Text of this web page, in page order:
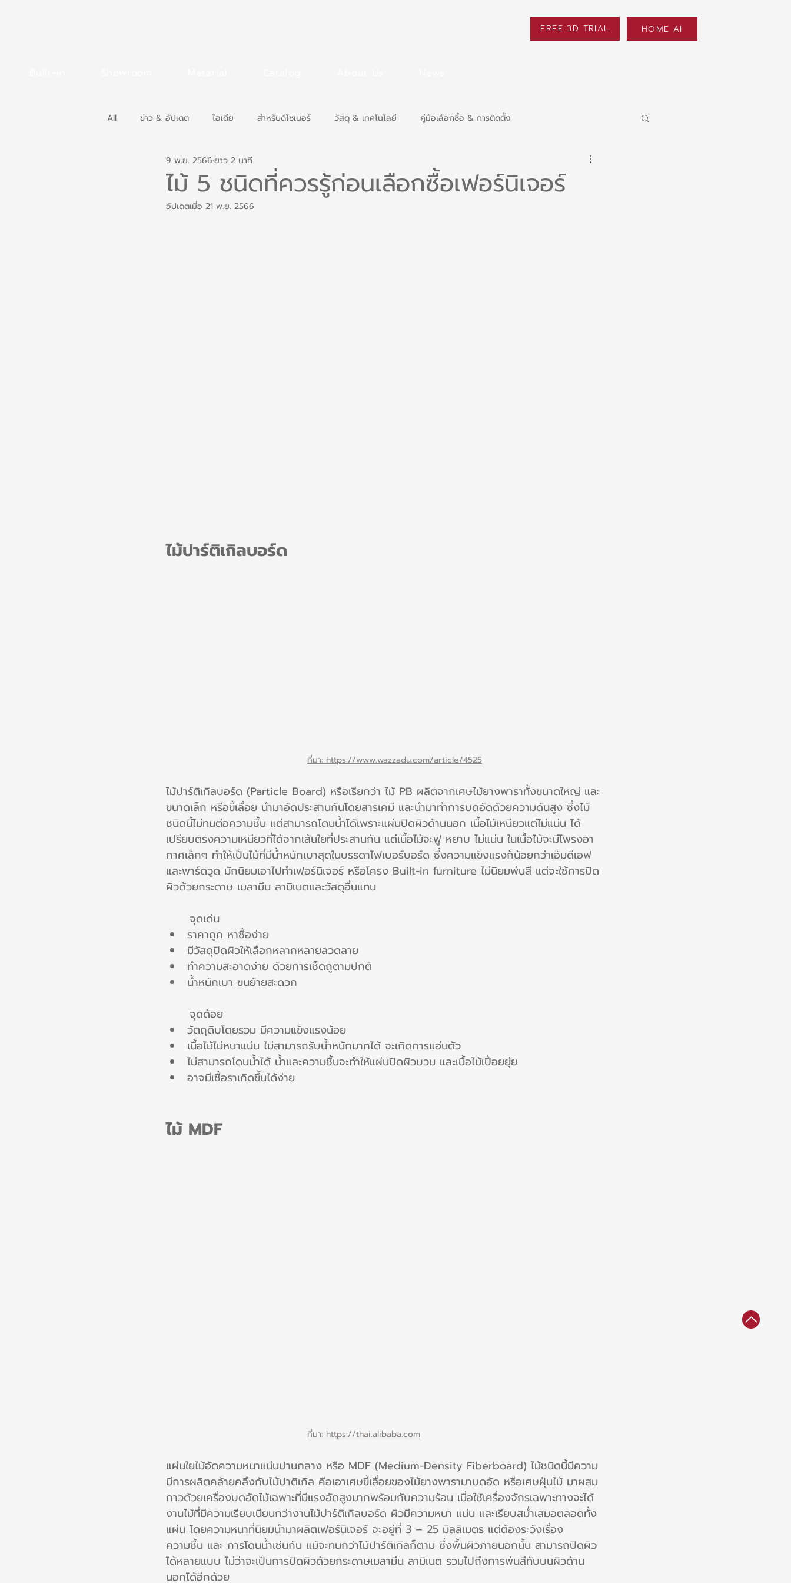
FREE 3D TRIAL HOME AI
All ข่าว & อัปเดต ไอเดีย สำหรับดีไซเนอร์ วัสดุ & เทคโนโลยี คู่มือเลือกซื้อ & การติดตั้ง
ไม้ 5 ชนิดที่ควรรู้ก่อนเลือกซื้อเฟอร์นิเจอร์
9 พ.ย. 2566ยาว 2 นาที
อัปเดตเมื่อ 21 พ.ย. 2566
ไม้ปาร์ติเกิลบอร์ด
ที่มา: https://www.wazzadu.com/article/4525
ไม้ปาร์ติเกิลบอร์ด (Particle Board) หรือเรียกว่า ไม้ PB ผลิตจากเศษไม้ยางพาราทั้งขนาดใหญ่ และ
ขนาดเล็ก หรือขี้เลื่อย นำมาอัดประสานกันโดยสารเคมี และนำมาทำการบดอัดด้วยความดันสูง ซึ่งไม้
ชนิดนี้ไม่ทนต่อความชื้น แต่สามารถโดนน้ำได้เพราะแผ่นปิดผิวด้านนอก เนื้อไม้เหนียวแต่ไม่แน่น ได้
เปรียบตรงความเหนียวที่ได้จากเส้นใยที่ประสานกัน แต่เนื้อไม้จะฟู หยาบ ไม่แน่น ในเนื้อไม้จะมีโพรงอา
กาศเล็กๆ ทำให้เป็นไม้ที่มีน้ำหนักเบาสุดในบรรดาไฟเบอร์บอร์ด ซึ่งความแข็งแรงก็น้อยกว่าเอ็มดีเอฟ
และพาร์ดวูด มักนิยมเอาไปทำเฟอร์นิเจอร์ หรือโครง Built-in furniture ไม่นิยมพ่นสี แต่จะใช้การปิด
ผิวด้วยกระดาษ เมลามีน ลามิเนตและวัสดุอื่นแทน
	จุดเด่น
ราคาถูก หาซื้อง่าย
มีวัสดุปิดผิวให้เลือกหลากหลายลวดลาย
ทำความสะอาดง่าย ด้วยการเช็ดถูตามปกติ
น้ำหนักเบา ขนย้ายสะดวก
	จุดด้อย
วัตถุดิบโดยรวม มีความแข็งแรงน้อย
เนื้อไม้ไม่หนาแน่น ไม่สามารถรับน้ำหนักมากได้ จะเกิดการแอ่นตัว
ไม่สามารถโดนน้ำได้ น้ำและความชื้นจะทำให้แผ่นปิดผิวบวม และเนื้อไม้เปื่อยยุ่ย
อาจมีเชื้อราเกิดขึ้นได้ง่าย
ไม้ MDF
ที่มา: https://thai.alibaba.com
แผ่นใยไม้อัดความหนาแน่นปานกลาง หรือ MDF (Medium-Density Fiberboard) ไม้ชนิดนี้มีความ
มีการผลิตคล้ายคลึงกับไม้ปาติเกิล คือเอาเศษขี้เลื่อยของไม้ยางพารามาบดอัด หรือเศษฝุ่นไม้ มาผสม
กาวด้วยเครื่องบดอัดไม้เฉพาะที่มีแรงอัดสูงมากพร้อมกับความร้อน เมื่อใช้เครื่องจักรเฉพาะทางจะได้
งานไม้ที่มีความเรียบเนียนกว่างานไม้ปาร์ติเกิลบอร์ด ผิวมีความหนา แน่น และเรียบสม่ำเสมอตลอดทั้ง
แผ่น โดยความหนาที่นิยมนำมาผลิตเฟอร์นิเจอร์ จะอยู่ที่ 3 – 25 มิลลิเมตร แต่ต้องระวังเรื่อง
ความชื้น และ การโดนน้ำเช่นกัน แม้จะทนกว่าไม้ปาร์ติเกิลก็ตาม ซึ่งพื้นผิวภายนอกนั้น สามารถปิดผิว
ได้หลายแบบ ไม่ว่าจะเป็นการปิดผิวด้วยกระดาษเมลามีน ลามิเนต รวมไปถึงการพ่นสีทับบนผิวด้าน
นอกได้อีกด้วย